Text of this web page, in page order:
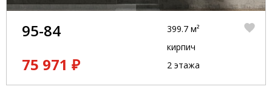
95-84
75 971 ₽
399.7 м²
кирпич
2 этажа